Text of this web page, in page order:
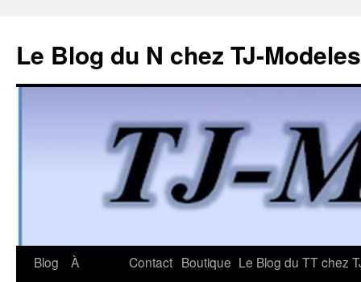
Le Blog du N chez TJ-Modeles
Aller
Blog
À
Contact Boutique Le Blog du TT chez